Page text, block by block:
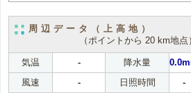
周辺データ（上高地）
（ポイントから 20 km地点
気温 - 降水量
風速
- 日照時間 -